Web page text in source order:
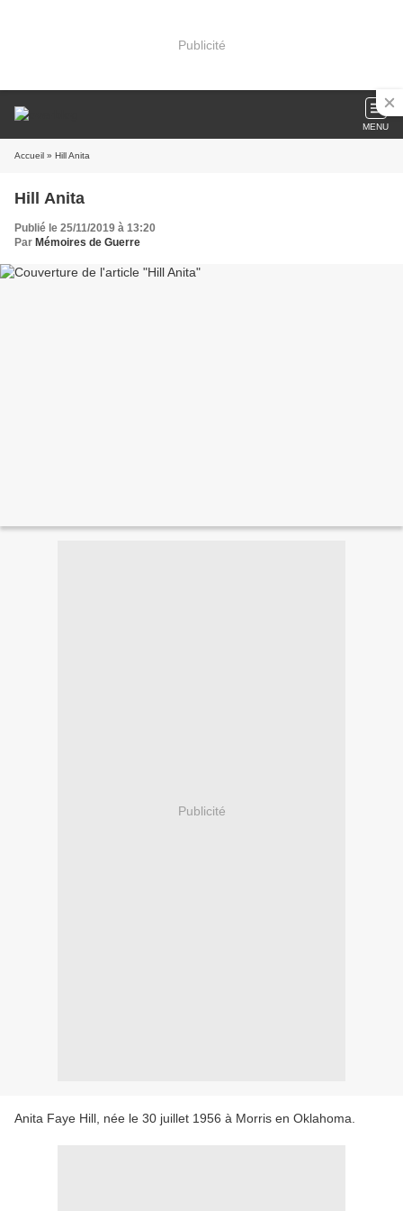
Publicité
MENU
Accueil » Hill Anita
Hill Anita
Publié le 25/11/2019 à 13:20
Par Mémoires de Guerre
Publicité
Anita Faye Hill, née le 30 juillet 1956 à Morris en Oklahoma.